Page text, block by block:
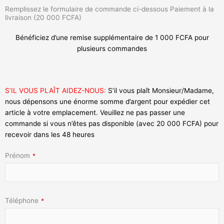
Remplissez le formulaire de commande ci-dessous Paiement à la
livraison (20 000 FCFA)
Bénéficiez d’une remise supplémentaire de 1 000 FCFA pour
plusieurs commandes
S’IL VOUS PLAÎT AIDEZ-NOUS: S’il vous plaît Monsieur/Madame,
nous dépensons une énorme somme d’argent pour expédier cet
article à votre emplacement. Veuillez ne pas passer une
commande si vous n’êtes pas disponible (avec 20 000 FCFA) pour
recevoir dans les 48 heures
Prénom *
Téléphone *